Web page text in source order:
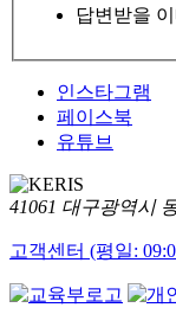
답변받을
인스타그램
페이스북
유튜브
41061 대구광역시
고객센터 (평일: